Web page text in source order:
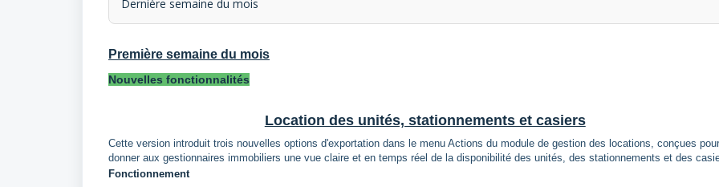
Dernière semaine du mois
Première semaine du mois
Nouvelles fonctionnalités
Location des unités, stationnements et casiers
Cette version introduit trois nouvelles options d'exportation dans le menu Actions du module de gestion des locations, conçues pour
donner aux gestionnaires immobiliers une vue claire et en temps réel de la disponibilité des unités, des stationnements et des
Fonctionnement